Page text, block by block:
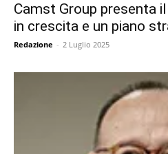
Camst Group presenta
in crescita e un piano
Redazione - 2 Luglio 2025